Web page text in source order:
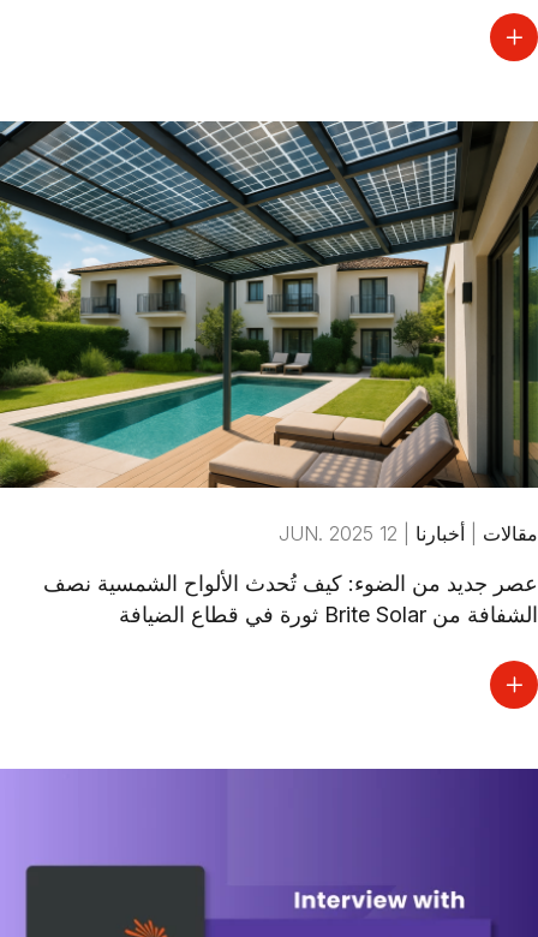
مقالات أخبارنا 12 JUN. 2025
عصر جديد من الضوء: كيف تُحدث الألواح الشمسية نصف
الشفافة من Brite Solar ثورة في قطاع الضيافة